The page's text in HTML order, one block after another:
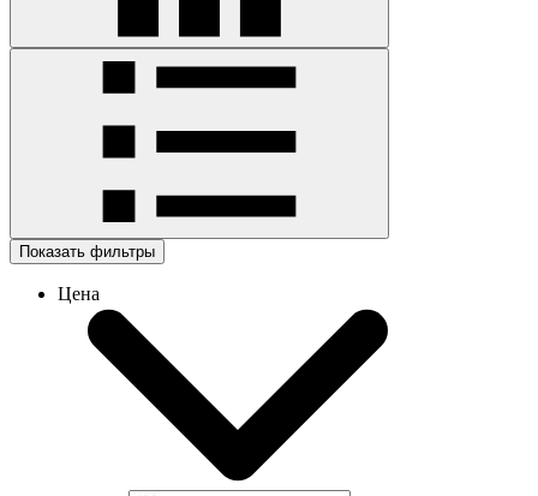
Показать фильтры
Цена